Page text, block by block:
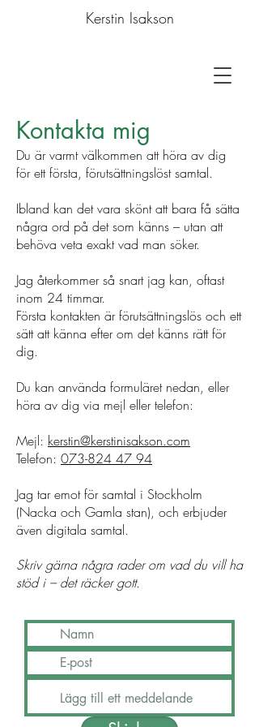
Kerstin Isakson
Kontakta mig
Du är varmt välkommen att höra av dig
för ett första, förutsättningslöst samtal.
Ibland kan det vara skönt att bara få sätta
några ord på det som känns – utan att
behöva veta exakt vad man söker.
Jag återkommer så snart jag kan, oftast
inom 24 timmar.
Första kontakten är förutsättningslös och ett
sätt att känna efter om det känns rätt för
dig.
Du kan använda formuläret nedan, eller
höra av dig via mejl eller telefon:
Mejl: kerstin@kerstinisakson.com
Telefon: 073-824 47 94
Jag tar emot för samtal i Stockholm
(Nacka och Gamla stan), och erbjuder
även digitala samtal.
Skriv gärna några rader om vad du vill ha
stöd i – det räcker gott.